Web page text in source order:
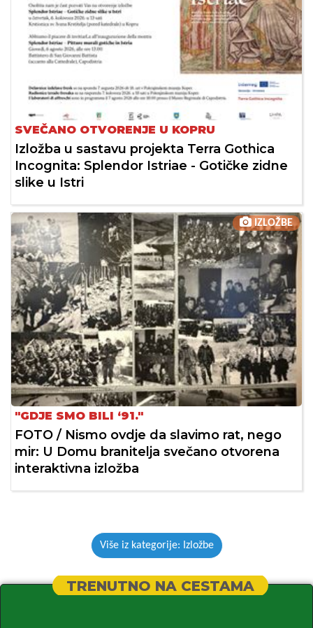
SVEČANO OTVORENJE U KOPRU
Izložba u sastavu projekta Terra Gothica
Incognita: Splendor Istriae - Gotičke zidne
slike u Istri
IZLOŽBE
"GDJE SMO BILI ‘91."
FOTO / Nismo ovdje da slavimo rat, nego
mir: U Domu branitelja svečano otvorena
interaktivna izložba
Više iz kategorije: Izložbe
TRENUTNO NA CESTAMA